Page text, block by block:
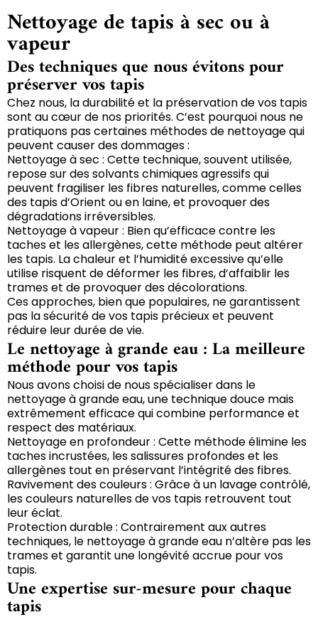
Nettoyage de tapis à sec ou à
vapeur
Des techniques que nous évitons pour
préserver vos tapis
Chez nous, la durabilité et la préservation de vos tapis
sont au cœur de nos priorités. C’est pourquoi nous ne
pratiquons pas certaines méthodes de nettoyage qui
peuvent causer des dommages :
Nettoyage à sec : Cette technique, souvent utilisée,
repose sur des solvants chimiques agressifs qui
peuvent fragiliser les fibres naturelles, comme celles
des tapis d’Orient ou en laine, et provoquer des
dégradations irréversibles.
Nettoyage à vapeur : Bien qu’efficace contre les
taches et les allergènes, cette méthode peut altérer
les tapis. La chaleur et l’humidité excessive qu’elle
utilise risquent de déformer les fibres, d’affaiblir les
trames et de provoquer des décolorations.
Ces approches, bien que populaires, ne garantissent
pas la sécurité de vos tapis précieux et peuvent
réduire leur durée de vie.
Le nettoyage à grande eau : La meilleure
méthode pour vos tapis
Nous avons choisi de nous spécialiser dans le
nettoyage à grande eau, une technique douce mais
extrêmement efficace qui combine performance et
respect des matériaux.
Nettoyage en profondeur : Cette méthode élimine les
taches incrustées, les salissures profondes et les
allergènes tout en préservant l’intégrité des fibres.
Ravivement des couleurs : Grâce à un lavage contrôlé,
les couleurs naturelles de vos tapis retrouvent tout
leur éclat.
Protection durable : Contrairement aux autres
techniques, le nettoyage à grande eau n’altère pas les
trames et garantit une longévité accrue pour vos
tapis.
Une expertise sur-mesure pour chaque
tapis